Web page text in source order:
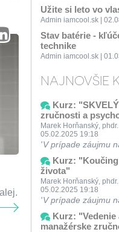
Užite si leto vo
Admin iamcool.sk |
Stav batérie -
technike
Admin iamcool.sk |
NAJNOVŠIE
Kurz:
zručnosti a
Marek Horňanský,
05.02.2025 19:18
V prípade záujmu
Kurz:
života"
Marek Horňanský,
05.02.2025 19:18
V prípade záujmu
Kurz:
manažérske